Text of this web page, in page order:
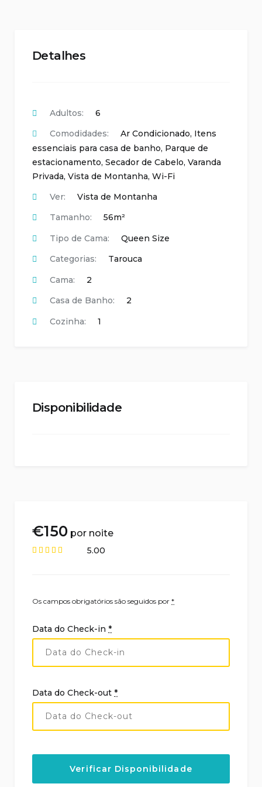
Detalhes
Adultos:
6
Comodidades:
Ar Condicionado, Itens
essenciais para casa de banho, Parque de
estacionamento, Secador de Cabelo, Varanda
Privada, Vista de Montanha, Wi-Fi
Ver:
Vista de Montanha
Tamanho:
56m²
Tipo de Cama:
Queen Size
Categorias:
Tarouca
Cama:
2
Casa de Banho:
2
Cozinha:
1
Disponibilidade
€150 por noite
5.00
Os campos obrigatórios são seguidos por *
Data do Check-in *
Data do Check-out *